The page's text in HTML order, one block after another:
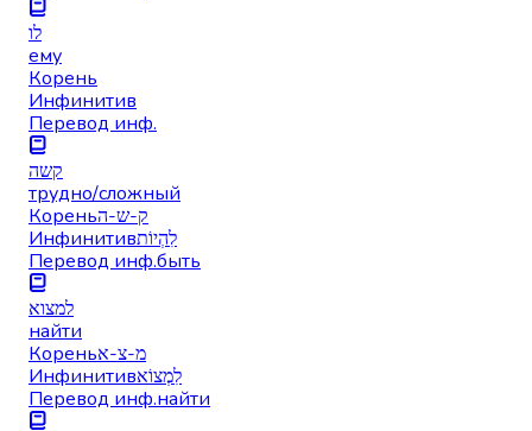
לו
ему
Корень
Инфинитив
Перевод инф.
קשה
трудно/сложный
Кореньק-ש-ה
Инфинитивלִהְיוֹת
Перевод инф.быть
למצוא
найти
Кореньמ-צ-א
Инфинитивלִמְצוֹא
Перевод инф.найти